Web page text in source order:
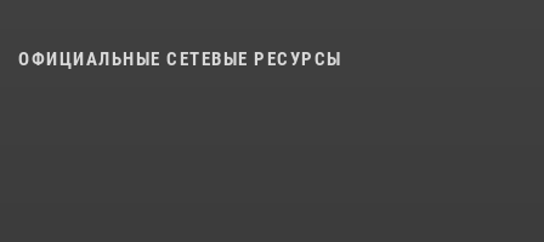
ОФИЦИАЛЬНЫЕ СЕТЕВЫЕ РЕСУРСЫ